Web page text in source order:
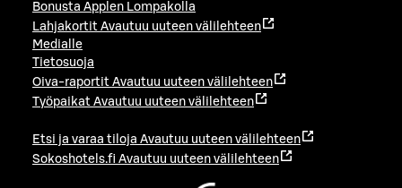
Bonusta Applen Lompakolla
Lahjakortit Avautuu uuteen välilehteen
Medialle
Tietosuoja
Oiva-raportit Avautuu uuteen välilehteen
Työpaikat Avautuu uuteen välilehteen
Etsi ja varaa tiloja Avautuu uuteen välilehteen
Sokoshotels.fi Avautuu uuteen välilehteen